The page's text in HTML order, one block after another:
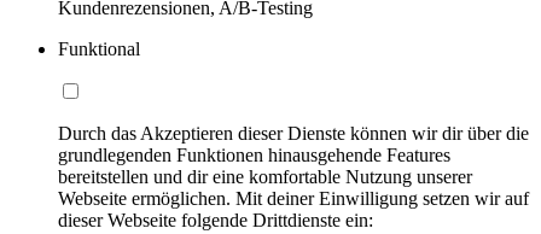
Kundenrezensionen, A/B-Testing
Funktional
Durch das Akzeptieren dieser Dienste können wir dir über die
grundlegenden Funktionen hinausgehende Features
bereitstellen und dir eine komfortable Nutzung unserer
Webseite ermöglichen. Mit deiner Einwilligung setzen wir auf
dieser Webseite folgende Drittdienste ein: